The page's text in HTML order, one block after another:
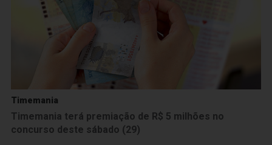
Timemania
Timemania terá premiação de R$ 5 milhões no
concurso deste sábado (29)